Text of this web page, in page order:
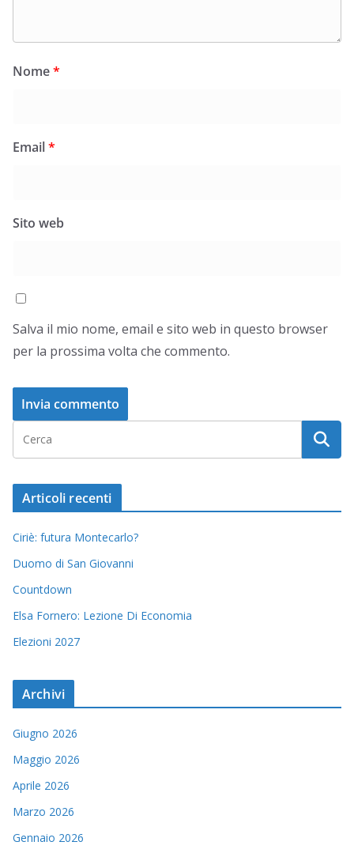
Nome*
Email*
Sito web
Salva il mio nome, email e sito web in questo browser
per la prossima volta che commento.
Articoli recenti
Ciriè: futura Montecarlo?
Duomo di San Giovanni
Countdown
Elsa Fornero: Lezione Di Economia
Elezioni 2027
Archivi
Giugno 2026
Maggio 2026
Aprile 2026
Marzo 2026
Gennaio 2026